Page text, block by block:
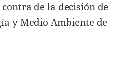
de la decisión de
y Medio Ambiente de